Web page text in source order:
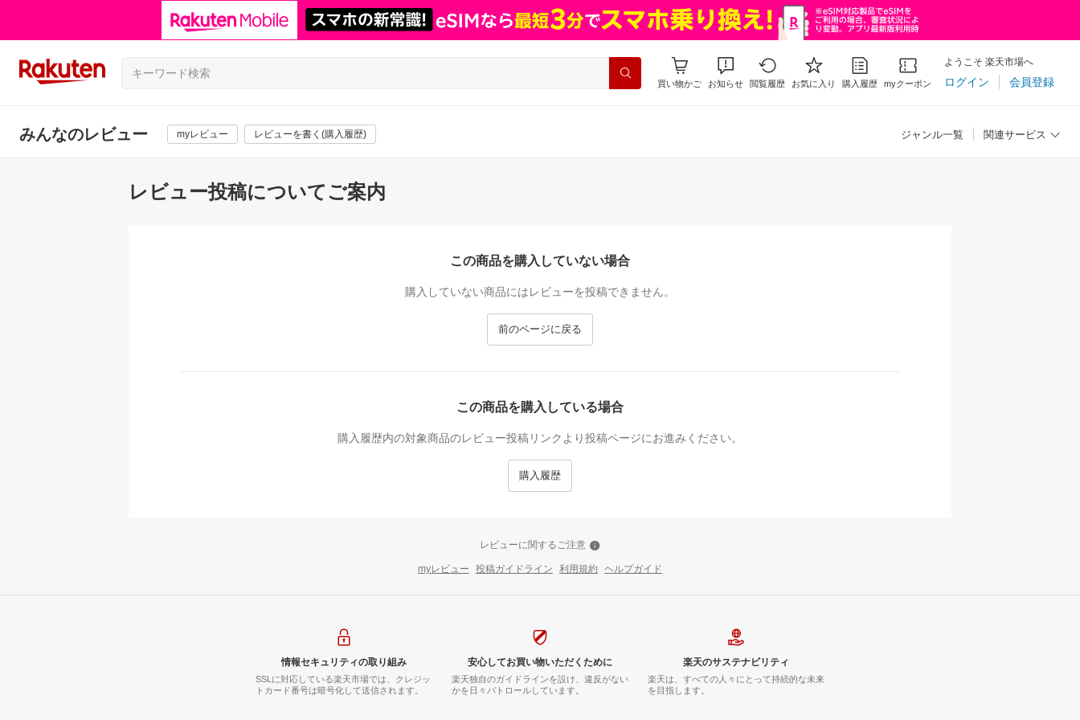
買い物かご お知らせ 閲覧履歴 お気に入り 購入履歴 myクーポン
ようこそ 楽天市場へ
ログイン 会員登録
みんなのレビュー myレビュー レビューを書く(購入履歴) ジャンル一覧 関連サービス
レビュー投稿についてご案内
この商品を購入していない場合
購入していない商品にはレビューを投稿できません。
前のページに戻る
この商品を購入している場合
購入履歴内の対象商品のレビュー投稿リンクより投稿ページにお進みください。
購入履歴
レビューに関するご注意
myレビュー 投稿ガイドライン 利用規約 ヘルプガイド
情報セキュリティの取り組み
SSLに対応している楽天市場では、クレジッ
トカード番号は暗号化して送信されます。
安心してお買い物いただくために
楽天独自のガイドラインを設け、違反がない
かを日々パトロールしています。
楽天のサステナビリティ
楽天は、すべての人々にとって持続的な未来
を目指します。